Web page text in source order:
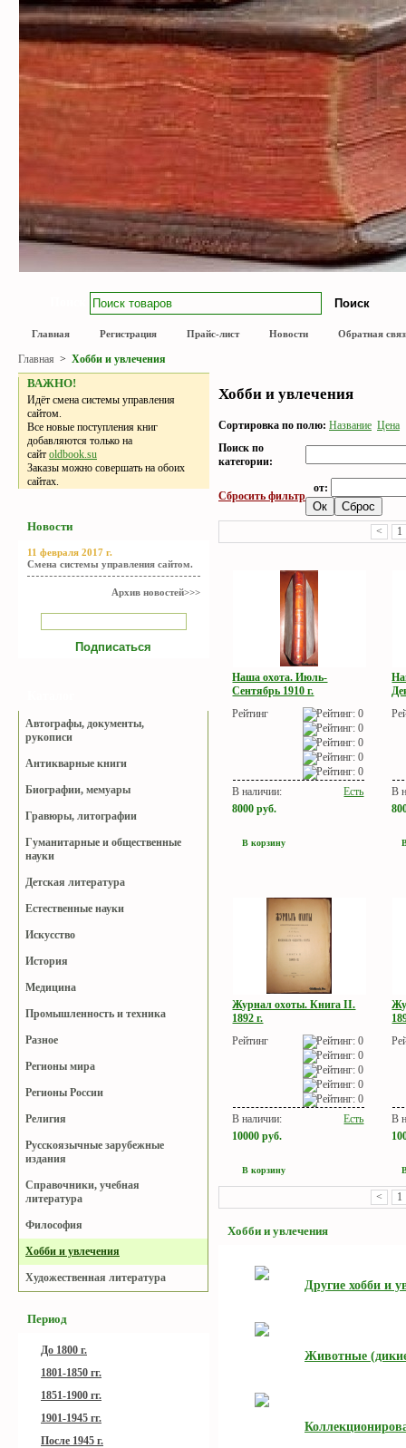
Главная Регистрация Прайс-лист Новости Обратная
Главная > Хобби и увлечения
ВАЖНО!
Идёт смена системы управления
сайтом.
Все новые поступления книг
добавляются только на
сайт oldbook.su
Заказы можно совершать на обоих
сайтах.
Новости
11 февраля 2017 г.
Смена системы управления сайтом.
Архив новостей>>>
Автографы, документы,
рукописи
Антикварные книги
Биографии, мемуары
Гравюры, литографии
Гуманитарные и общественные
науки
Детская литература
Естественные науки
Искусство
История
Медицина
Промышленность и техника
Разное
Регионы мира
Регионы России
Религия
Русскоязычные зарубежные
издания
Справочники, учебная
литература
Философия
Хобби и увлечения
Художественная литература
Период
До 1800 г.
1801-1850 гг.
1851-1900 гг.
1901-1945 гг.
После 1945 г.
Хобби и увлечения
Сортировка по полю: Название Цена
Поиск по
категории:
Сбросить фильтр
от:
< 1
Наша охота. Июль-
Сентябрь 1910 г.
Рейтинг
В наличии:
Есть
8000руб.
В корзину
В
Журнал охоты. Книга II.
1892 г.
Рейтинг
В наличии:
Есть
10000руб.
В корзину
В
< 1
Хобби и увлечения
Другие хобби и
Животные